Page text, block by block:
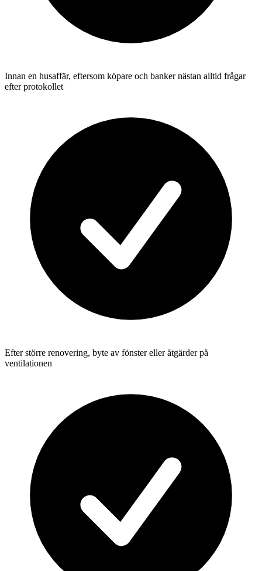
Innan en husaffär, eftersom köpare och banker nästan alltid frågar
efter protokollet
Efter större renovering, byte av fönster eller åtgärder på
ventilationen